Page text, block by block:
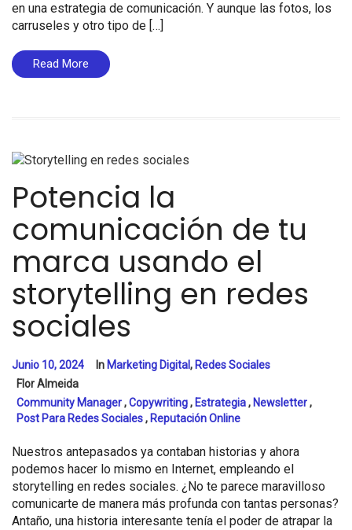
en una estrategia de comunicación. Y aunque las fotos, los
carruseles y otro tipo de […]
Read More
Potencia la
comunicación de tu
marca usando el
storytelling en redes
sociales
Junio 10, 2024 In Marketing Digital, Redes Sociales
Flor Almeida
Community Manager,Copywriting, Estrategia, Newsletter,
Post Para Redes Sociales, Reputación Online
Nuestros antepasados ya contaban historias y ahora
podemos hacer lo mismo en Internet, empleando el
storytelling en redes sociales. ¿No te parece maravilloso
comunicarte de manera más profunda con tantas personas?
Antaño, una historia interesante tenía el poder de atrapar la